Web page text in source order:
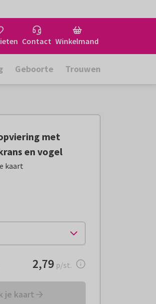
Contact Winkelmand
Geboorte Trouwen
met
en vogel
kaart
€ 2,79per stuk
2,79 p/st.
je kaart